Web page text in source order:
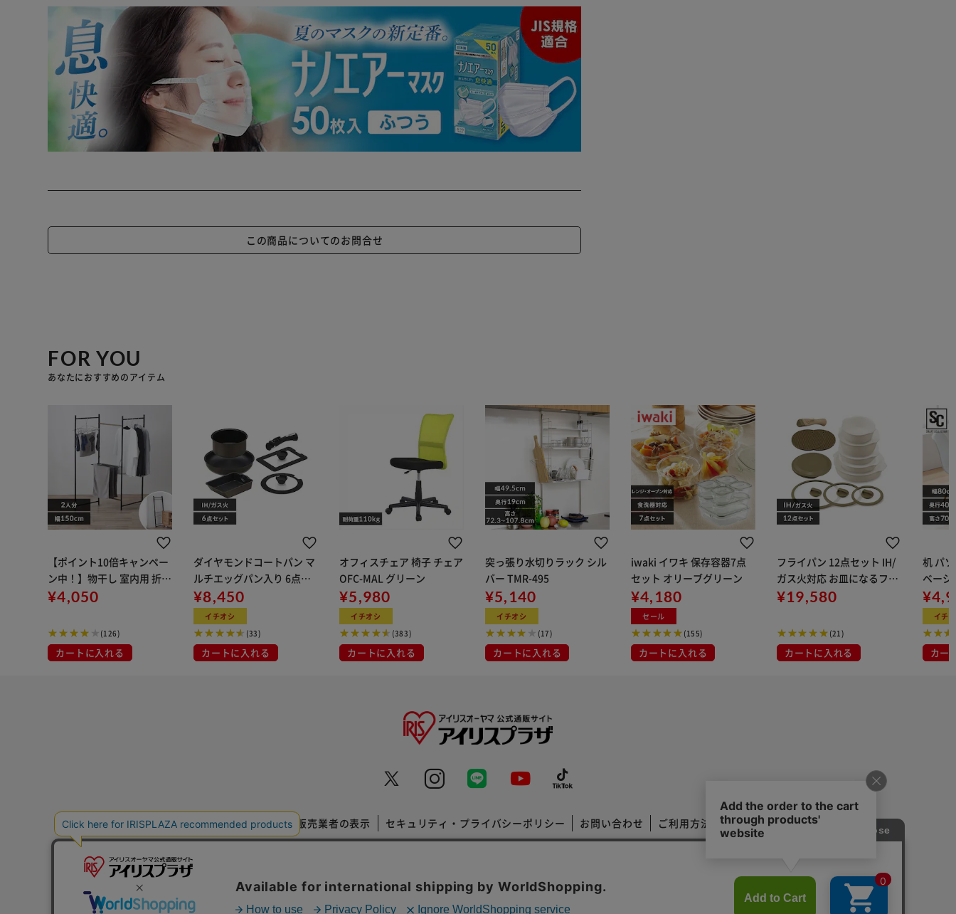
この商品についてのお問合せ
FOR YOU
あなたにおすすめのアイテム
【ポイント10倍キャンペー
ン中！】物干し 室内用 折り
たたみ式 3連 OTM-150R ブ
メ
¥4,050
(126)
カートに入れる
ダイヤモンドコートパン マ
ルチエッグパン入り 6点セ
ット IHガス火対応 MEGI-6S
ブラウンメタリック
¥8,450
イチオシ
(33)
カートに入れる
オフィスチェア 椅子 チェア
OFC-MAL グリーン
¥5,980
イチオシ
(383)
カートに入れる
突っ張り水切りラック シル
バー TMR-495
¥5,140
イチオシ
(17)
カートに入れる
iwaki イワキ 保存容器7点
セット オリーブグリーン
¥4,180
セール
(155)
カートに入れる
フライパン 12点セット IH/
ガス火対応 お皿になるフラ
イパン DPAN-12S アイボリ
¥19,580
(21)
カートに入れる
机 パ
ベーシ
40 ホ
イチ
カー
特定商取引法に基づく通信販売業者の表示 セキュリティ・プライバシーポリシー お問い合わせ ご利用方法 ご利用規約